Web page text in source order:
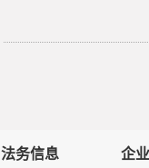
法务信息 企